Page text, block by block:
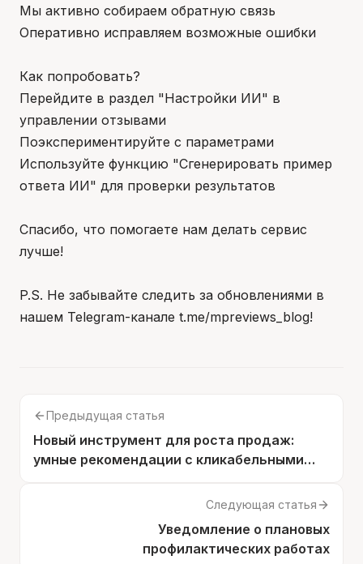
Мы активно собираем обратную связь
Оперативно исправляем возможные ошибки
Как попробовать?
Перейдите в раздел "Настройки ИИ" в
управлении отзывами
Поэкспериментируйте с параметрами
Используйте функцию "Сгенерировать пример
ответа ИИ" для проверки результатов
Спасибо, что помогаете нам делать сервис
лучше!
P.S. Не забывайте следить за обновлениями в
нашем Telegram-канале t.me/mpreviews_blog!
Предыдущая статья
Новый инструмент для роста продаж:
умные рекомендации с кликабельными
Следующая статья
Уведомление о плановых
профилактических работах